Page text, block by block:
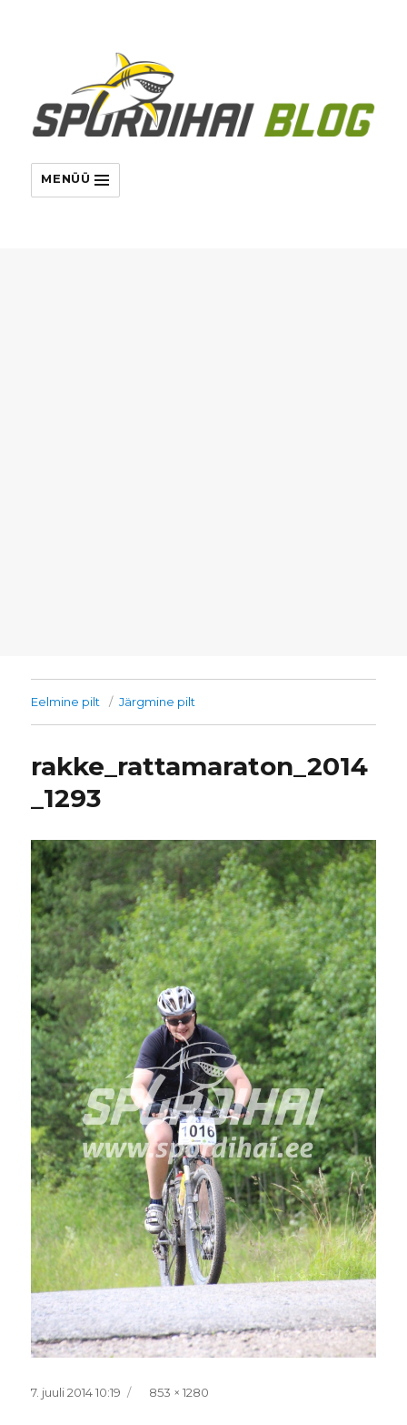
MENÜÜ
Eelmine pilt Järgmine pilt
rakke_rattamaraton_2014
_1293
Postitatud
7. juuli 2014 10:19 Täissuurus
853 × 1280